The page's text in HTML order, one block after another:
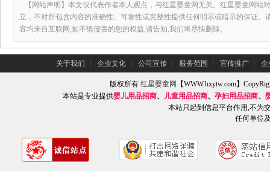
【网站声明】本文仅代表作者本人观点，与红星婴童网无关。红星婴童网站
立，不对所包含内容的准确性、可靠性或完整性提供任何明示或暗示的保证。
容均来自互联网,如不慎侵害的您的权益,请告知,我们将尽快删除。
关于我们 ┆ 企业文化 ┆ 公司宣传 ┆ 服务范围 ┆ 宣传推广 ┆ 企
版权所有红星婴童网
【WWW.hxytw.com】
本站是专业提供婴儿用品招商、 儿童用品招商、 孕妇用品招商、
本站只起到信息平台作用,不为
任何单位